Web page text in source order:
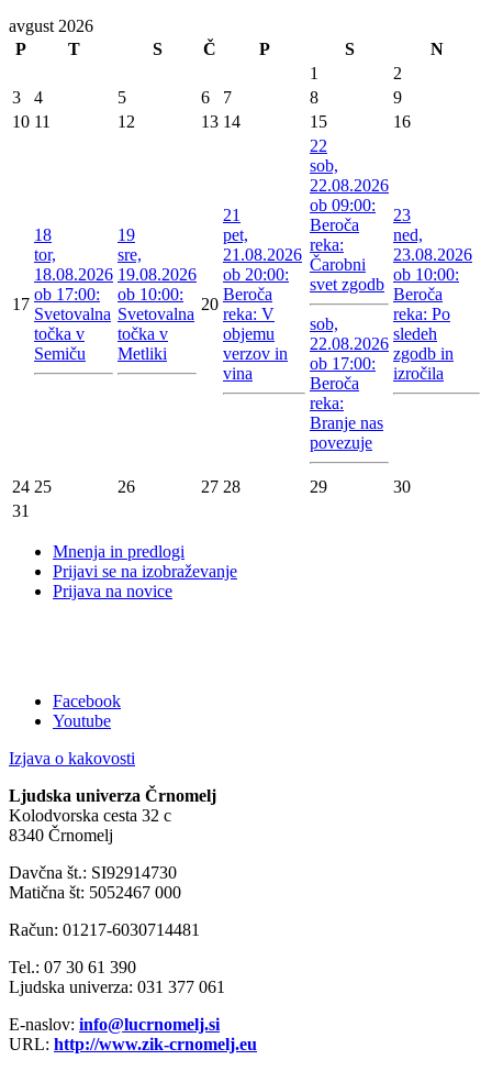
avgust 2026
P
T S Č P S
N
1
2
3
4 5 6 7 8
9
10 11 12 13 14 15 16
17
18
tor,
18.08.2026
ob 17:00:
Svetovalna
točka v
Semiču
19
sre,
19.08.2026
ob 10:00:
Svetovalna
točka v
Metliki
20
21
pet,
21.08.2026
ob 20:00:
Beroča
reka: V
objemu
verzov in
vina
22
sob,
22.08.2026
ob 09:00:
Beroča
reka:
Čarobni
svet zgodb
sob,
22.08.2026
ob 17:00:
Beroča
reka:
Branje nas
povezuje
23
ned,
23.08.2026
ob 10:00:
Beroča
reka: Po
sledeh
zgodb in
izročila
24 25 26 27 28 29
30
31
Mnenja in predlogi
Prijavi se na izobraževanje
Prijava na novice
Facebook
Youtube
Izjava o kakovosti
Ljudska univerza Črnomelj
Kolodvorska cesta 32 c
8340 Črnomelj
Davčna št.: SI92914730
Matična št: 5052467 000
Račun: 01217-6030714481
Tel.: 07 30 61 390
Ljudska univerza: 031 377 061
E-naslov: info@lucrnomelj.si
URL: http://www.zik-crnomelj.eu